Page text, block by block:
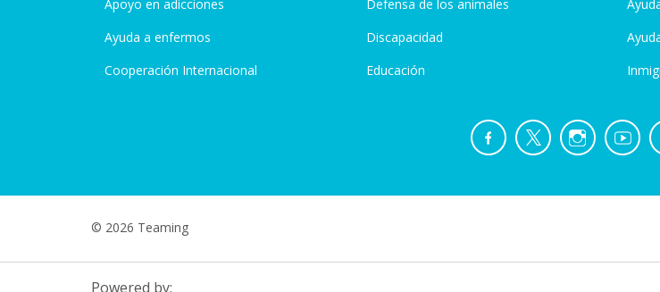
Apoyo en adicciones
Ayuda a enfermos
Cooperación Internacional
Defensa de los animales
Discapacidad
Educación
© 2026 Teaming
Powered by: